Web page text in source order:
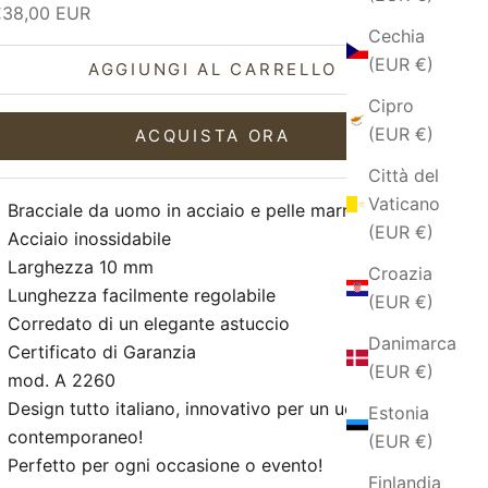
Cechia
(EUR €)
Cipro
(EUR €)
Città del
Vaticano
(EUR €)
Croazia
(EUR €)
Danimarca
(EUR €)
Estonia
(EUR €)
Finlandia
scontato
EUR
AGGIUNGI AL CARRELLO
ACQUISTA ORA
Bracciale da uomo in acciaio e pelle marrone
Acciaio inossidabile
Larghezza 10 mm
Lunghezza facilmente regolabile
Corredato di un elegante astuccio
Certificato di Garanzia
mod. A 2260
Design tutto italiano, innovativo per un uomo
contemporaneo!
Perfetto per ogni occasione o evento!